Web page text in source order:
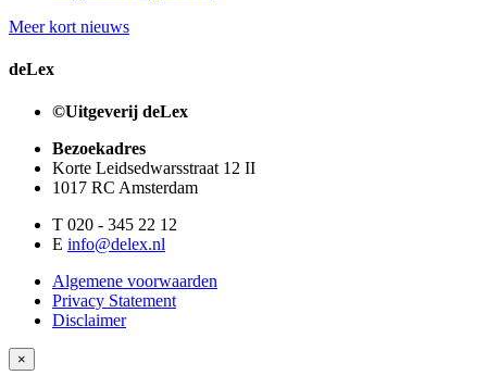
Meer kort nieuws
deLex
©Uitgeverij deLex
Bezoekadres
Korte Leidsedwarsstraat 12 II
1017 RC Amsterdam
T 020 - 345 22 12
E info@delex.nl
Algemene voorwaarden
Privacy Statement
Disclaimer
×